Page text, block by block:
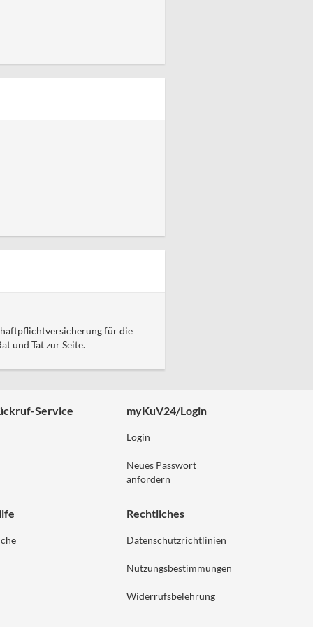
für die
und Tat zur Seite.
Service myKuV24/Login
Login
Neues Passwort
anfordern
Rechtliches
Datenschutzrichtlinien
Nutzungsbestimmungen
Widerrufsbelehrung